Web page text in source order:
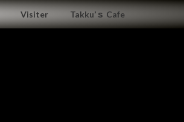
Visiter Takku’ｓ Cafe